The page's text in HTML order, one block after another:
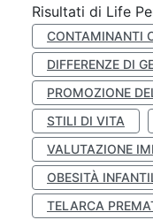
Risultati di Life
CONTAMINANTI
DIFFERENZE DI
PROMOZIONE
STILI DI VITA
VALUTAZIONE
OBESITÀ
TELARCA